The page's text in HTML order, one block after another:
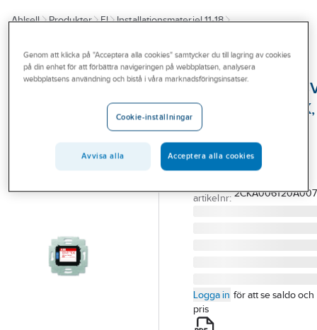
Kampanjer
Outlet
Branscher
Ahlsell Produkter El
Installationsmateriel 11-18
ABB
Busskopplare
Busch-priOn KNX,
ABB
BUSSKOPPLARE 24V
artikelnr:
Logga in för att se saldo och
pris
Genom att klicka på "Acceptera alla cookies" samtycker du till lagring av cookies
på din enhet för att förbättra navigeringen på webbplatsen, analysera
webbplatsens användning och bistå i våra marknadsföringsinsatser.
Cookie-inställningar
Avvisa alla Acceptera alla cookies